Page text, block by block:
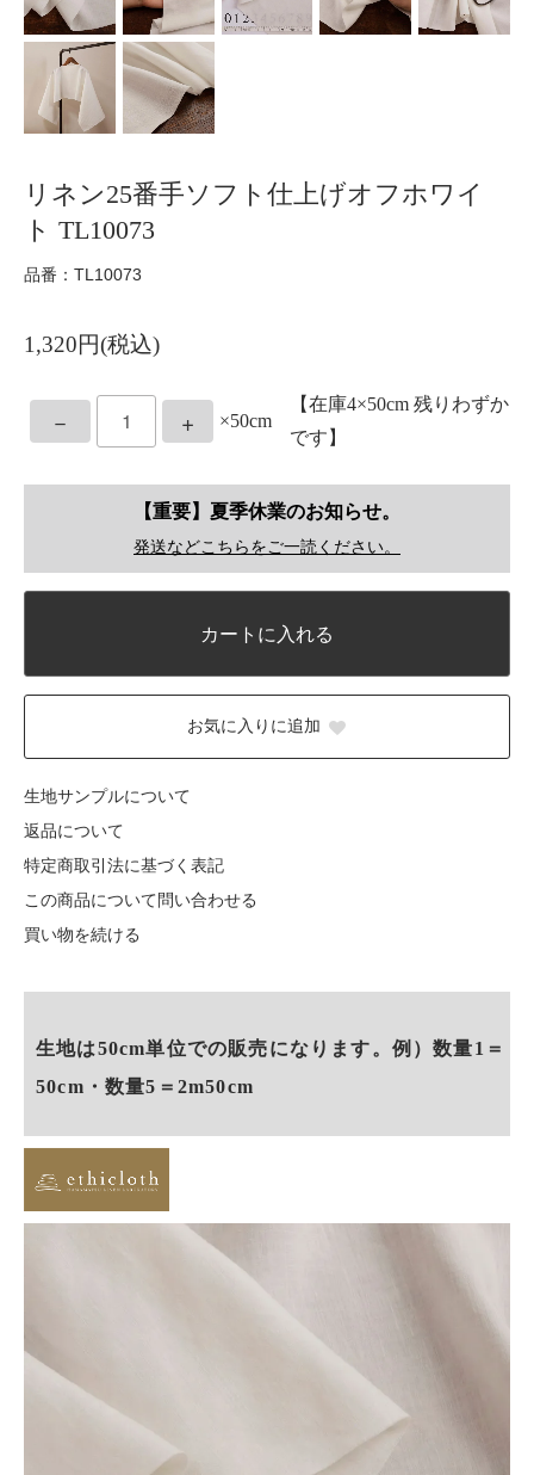
リネン25番手ソフト仕上げオフホワイ
ト TL10073
品番：TL10073
1,320円(税込)
－ + ×50cm
【在庫4×50cm 残りわずか
です】
【重要】夏季休業のお知らせ。
発送などこちらをご一読ください。
カートに入れる
お気に入りに追加
生地サンプルについて
返品について
特定商取引法に基づく表記
この商品について問い合わせる
買い物を続ける
生地は50cm単位での販売になります。例）数量1＝
50cm・数量5＝2m50cm